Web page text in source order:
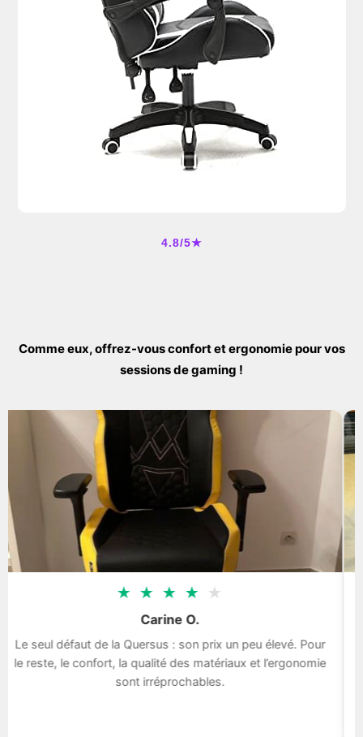
4.8/5★
Comme eux, offrez-vous confort et ergonomie pour vos
sessions de gaming !
★ ★ ★ ★ ★
Carine O.
Le seul défaut de la Quersus : son prix un peu élevé. Pour
le reste, le confort, la qualité des matériaux et l’ergonomie
sont irréprochables.